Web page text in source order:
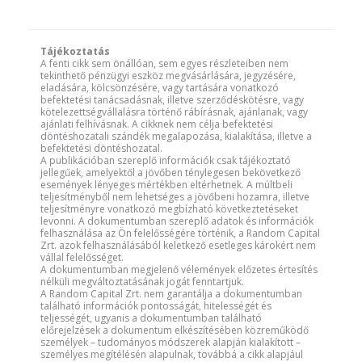
Tájékoztatás
A fenti cikk sem önállóan, sem egyes részleteiben nem
tekinthető pénzügyi eszköz megvásárlására, jegyzésére,
eladására, kölcsönzésére, vagy tartására vonatkozó
befektetési tanácsadásnak, illetve szerződéskötésre, vagy
kötelezettségvállalásra történő rábírásnak, ajánlanak, vagy
ajánlati felhívásnak. A cikknek nem célja befektetési
döntéshozatali szándék megalapozása, kialakítása, illetve a
befektetési döntéshozatal.
A publikációban szereplő információk csak tájékoztató
jellegűek, amelyektől a jövőben ténylegesen bekövetkező
események lényeges mértékben eltérhetnek. A múltbeli
teljesítményből nem lehetséges a jövőbeni hozamra, illetve
teljesítményre vonatkozó megbízható következtetéseket
levonni. A dokumentumban szereplő adatok és információk
felhasználása az Ön felelősségére történik, a Random Capital
Zrt. azok felhasználásából keletkező esetleges károkért nem
vállal felelősséget.
A dokumentumban megjelenő vélemények előzetes értesítés
nélküli megváltoztatásának jogát fenntartjuk.
A Random Capital Zrt. nem garantálja a dokumentumban
található információk pontosságát, hitelességét és
teljességét, ugyanis a dokumentumban található
előrejelzések a dokumentum elkészítésében közreműködő
személyek – tudományos módszerek alapján kialakított –
személyes megítélésén alapulnak, továbbá a cikk alapjául